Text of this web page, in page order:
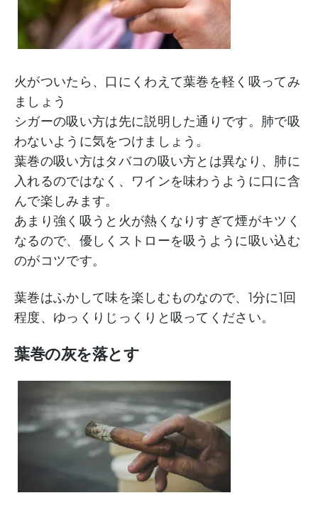
火がついたら、口にくわえて葉巻を軽く吸ってみ
ましょう
シガーの吸い方は先に説明した通りです。肺で吸
わないように気をつけましょう。
葉巻の吸い方はタバコの吸い方とは異なり、肺に
入れるのではなく、ワインを味わうように口に含
んで楽しみます。
あまり強く吸うと火が熱くなりすぎて煙がキツく
なるので、優しくストローを吸うように吸い込む
のがコツです。
葉巻はふかして味を楽しむものなので、1分に1回
程度、ゆっくりじっくりと吸ってください。
葉巻の灰を落とす